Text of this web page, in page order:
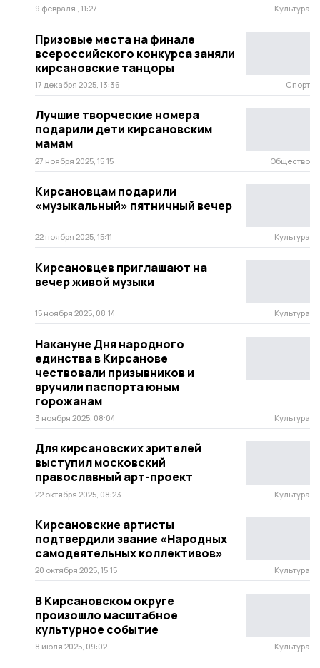
9 февраля , 11:27 Культура
Призовые места на финале
всероссийского конкурса заняли
кирсановские танцоры
17 декабря 2025, 13:36 Спорт
Лучшие творческие номера
подарили дети кирсановским
мамам
27 ноября 2025, 15:15 Общество
Кирсановцам подарили
«музыкальный» пятничный вечер
22 ноября 2025, 15:11 Культура
Кирсановцев приглашают на
вечер живой музыки
15 ноября 2025, 08:14 Культура
Накануне Дня народного
единства в Кирсанове
чествовали призывников и
вручили паспорта юным
горожанам
3 ноября 2025, 08:04 Культура
Для кирсановских зрителей
выступил московский
православный арт-проект
22 октября 2025, 08:23 Культура
Кирсановские артисты
подтвердили звание «Народных
самодеятельных коллективов»
20 октября 2025, 15:15 Культура
В Кирсановском округе
произошло масштабное
культурное событие
8 июля 2025, 09:02 Культура